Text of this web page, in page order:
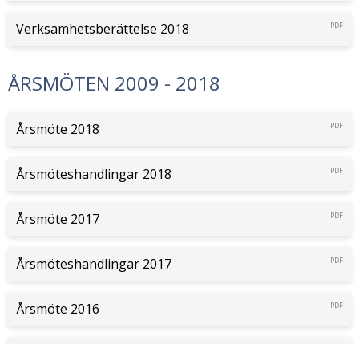
Verksamhetsberättelse 2018 PDF
ÅRSMÖTEN 2009 - 2018
Årsmöte 2018 PDF
Årsmöteshandlingar 2018 PDF
Årsmöte 2017 PDF
Årsmöteshandlingar 2017 PDF
Årsmöte 2016 PDF